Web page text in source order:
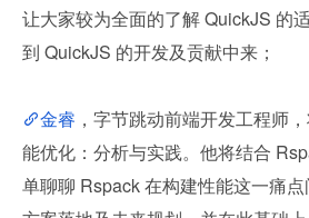
让大家较为全面的了解 QuickJS 的
到 QuickJS 的开发及贡献中来；
金睿 ，字节跳动前端开发工程师
能优化：分析与实践。他将结合
单聊聊 Rspack 在构建性能这一痛点